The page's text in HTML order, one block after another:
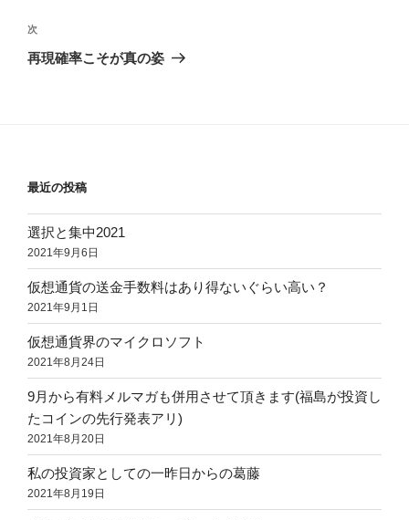
ビ
ゲ
投
稿
次
の
次
再現確率こそが真の姿
最近の投稿
選択と集中2021
2021年9月6日
仮想通貨の送金手数料はあり得ないぐらい高い？
2021年9月1日
仮想通貨界のマイクロソフト
2021年8月24日
9月から有料メルマガも併用させて頂きます(福島が投資し
たコインの先行発表アリ)
2021年8月20日
私の投資家としての一昨日からの葛藤
2021年8月19日